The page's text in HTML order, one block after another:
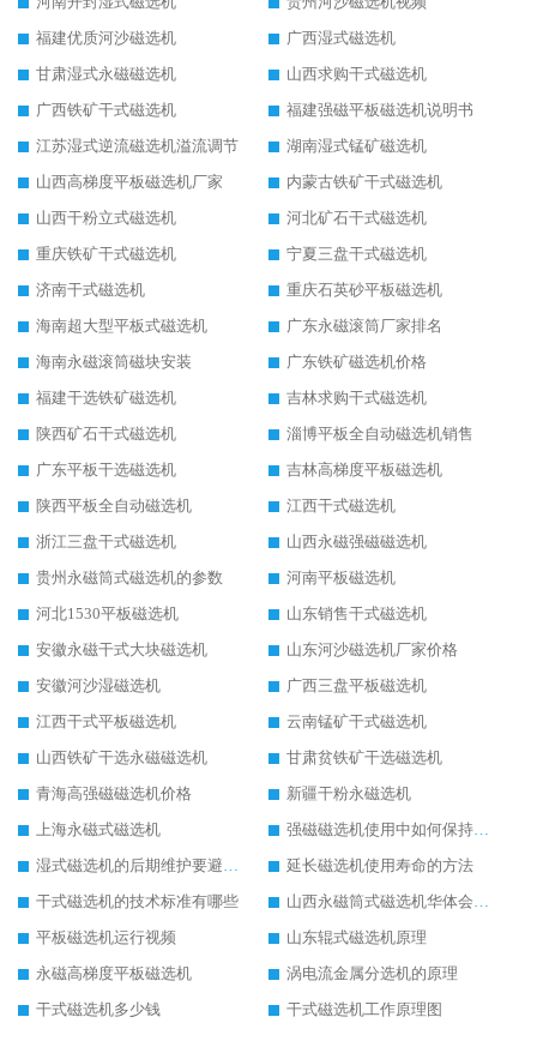
福建优质河沙磁选机
广西湿式磁选机
甘肃湿式永磁磁选机
山西求购干式磁选机
广西铁矿干式磁选机
福建强磁平板磁选机说明书
江苏湿式逆流磁选机溢流调节
湖南湿式锰矿磁选机
山西高梯度平板磁选机厂家
内蒙古铁矿干式磁选机
山西干粉立式磁选机
河北矿石干式磁选机
重庆铁矿干式磁选机
宁夏三盘干式磁选机
济南干式磁选机
重庆石英砂平板磁选机
海南超大型平板式磁选机
广东永磁滚筒厂家排名
海南永磁滚筒磁块安装
广东铁矿磁选机价格
福建干选铁矿磁选机
吉林求购干式磁选机
陕西矿石干式磁选机
淄博平板全自动磁选机销售
广东平板干选磁选机
吉林高梯度平板磁选机
陕西平板全自动磁选机
江西干式磁选机
浙江三盘干式磁选机
山西永磁强磁磁选机
贵州永磁筒式磁选机的参数
河南平板磁选机
河北1530平板磁选机
山东销售干式磁选机
安徽永磁干式大块磁选机
山东河沙磁选机厂家价格
安徽河沙湿磁选机
广西三盘平板磁选机
江西干式平板磁选机
云南锰矿干式磁选机
山西铁矿干选永磁磁选机
甘肃贫铁矿干选磁选机
青海高强磁磁选机价格
新疆干粉永磁选机
上海永磁式磁选机
强磁磁选机使用中如何保持其顺畅运行
湿式磁选机的后期维护要避开哪些坑
延长磁选机使用寿命的方法
干式磁选机的技术标准有哪些
山西永磁筒式磁选机华体会手机网页版-华体会(中国)
平板磁选机运行视频
山东辊式磁选机原理
永磁高梯度平板磁选机
涡电流金属分选机的原理
干式磁选机多少钱
干式磁选机工作原理图